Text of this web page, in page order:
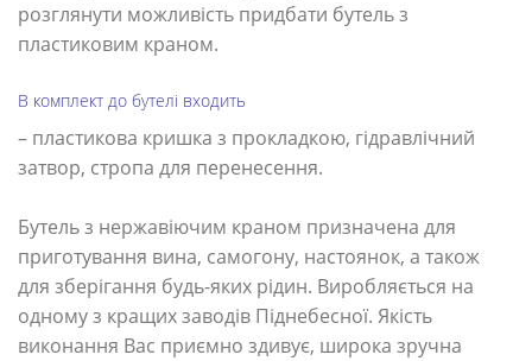
розглянути можливість придбати бутель з
пластиковим краном.
В комплект до бутелі входить
– пластикова кришка з прокладкою, гідравлічний
затвор, стропа для перенесення.
Бутель з нержавіючим краном призначена для
приготування вина, самогону, настоянок, а також
для зберігання будь-яких рідин. Виробляється на
одному з кращих заводів Піднебесної. Якість
виконання Вас приємно здивує, широка зручна